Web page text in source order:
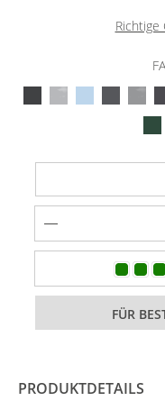
PRODUKTDETAILS